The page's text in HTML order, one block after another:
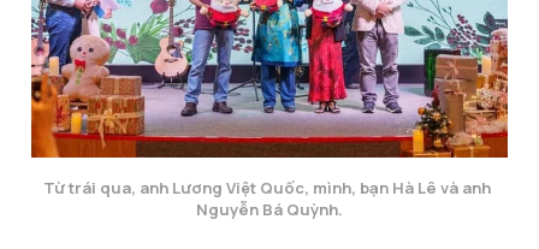
Từ trái qua, anh Lương Việt Quốc, mình, bạn Hà Lê và anh
Nguyễn Bá Quỳnh.